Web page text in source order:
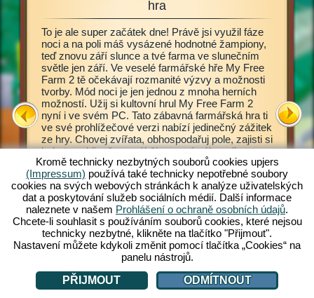
Tato
je
dát
hra
To je ale super začátek dne! Právě jsi využil fáze
noci a na poli máš vysázené hodnotné žampiony,
teď znovu září slunce a tvé farma ve slunečním
světle jen září. Ve veselé farmářské hře My Free
Farm 2 tě očekávají rozmanité výzvy a možnosti
tvorby. Mód noci je jen jednou z mnoha herních
možností. Užij si kultovní hrul My Free Farm 2
nyní i ve svém PC. Tato zábavná farmářská hra ti
ve své prohlížečové verzi nabízí jedinečný zážitek
ze hry. Chovej zvířata, obhospodařuj pole, zajisti si
bohatou sklizeň a vyráběj pro své zákazníky
lahodné zboží. Zaregistruj se zdarma a hraj také!
My
statek.
stejně
čas od
určité
zvířata,
Kromě technicky nezbytných souborů cookies upjers
(Impressum) používá také technicky nepotřebné soubory
cookies na svých webových stránkách k analýze uživatelských
dat a poskytování služeb sociálních médií. Další informace
naleznete v našem Prohlášení o ochraně osobních údajů.
Chcete-li souhlasit s používáním souborů cookies, které nejsou
technicky nezbytné, klikněte na tlačítko "Přijmout".
Nastavení můžete kdykoli změnit pomocí tlačítka „Cookies“ na
panelu nástrojů.
PŘIJMOUT
ODMÍTNOUT